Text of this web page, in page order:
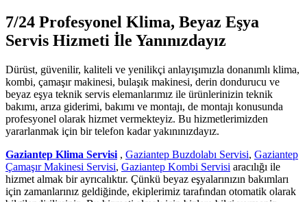
7/24 Profesyonel Klima, Beyaz Eşya
Servis Hizmeti İle Yanınızdayız
Dürüst, güvenilir, kaliteli ve yenilikçi anlayışımızla donanımlı klima,
kombi, çamaşır makinesi, bulaşık makinesi, derin dondurucu ve
beyaz eşya teknik servis elemanlarımız ile ürünlerinizin teknik
bakımı, arıza giderimi, bakımı ve montajı, de montajı konusunda
profesyonel olarak hizmet vermekteyiz. Bu hizmetlerimizden
yararlanmak için bir telefon kadar yakınınızdayız.
Gaziantep Klima Servisi , Gaziantep Buzdolabı Servisi, Gaziantep
Çamaşır Makinesi Servisi, Gaziantep Kombi Servisi aracılığı ile
hizmet almak bir ayrıcalıktır. Çünkü beyaz eşyalarınızın bakımları
için zamanlarınız geldiğinde, ekiplerimiz tarafından otomatik olarak